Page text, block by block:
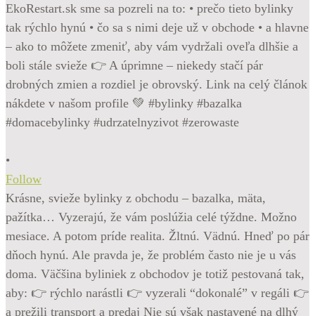
•
Follow
Krásne, svieže bylinky z obchodu – bazalka, mäta,
pažítka… Vyzerajú, že vám poslúžia celé týždne. Možno
mesiace. A potom príde realita. Žltnú. Vädnú. Hneď po pár
dňoch hynú. Ale pravda je, že problém často nie je u vás
doma. Väčšina byliniek z obchodov je totiž pestovaná tak,
aby: 👉 rýchlo narástli 👉 vyzerali “dokonalé” v regáli 👉
a prežili transport a predaj Nie sú však nastavené na dlhý